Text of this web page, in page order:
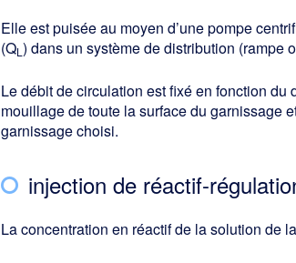
Elle est puisée au moyen d’une pompe
(QL ) dans un système de distribution (rampe
Le débit de circulation est fixé en fonction du
mouillage de toute la surface du garnissage
garnissage choisi.
injection de réactif-
La concentration en réactif de la solution de